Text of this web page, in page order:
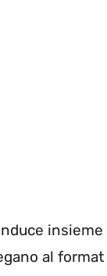
insieme
al format